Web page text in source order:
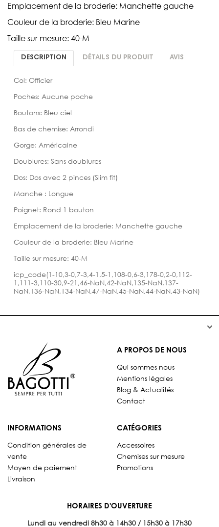
Emplacement de la broderie: Manchette gauche
Couleur de la broderie: Bleu Marine
Taille sur mesure: 40-M
DESCRIPTION DÉTAILS DU PRODUIT AVIS
Col: Officier
Poches: Aucune poche
Boutons: Bleu ciel
Bas de chemise: Arrondi
Gorge: Américaine
Doublures: Sans doublures
Dos: Dos avec 2 pinces (Slim fit)
Manche : Longue
Poignet: Rond 1 bouton
Emplacement de la broderie: Manchette gauche
Couleur de la broderie: Bleu Marine
Taille sur mesure: 40-M
icp_code(1-10,3-0,7-3,4-1,5-1,108-0,6-3,178-0,2-0,112-
1,111-3,110-30,9-21,46-NaN,42-NaN,135-NaN,137-
NaN,136-NaN,134-NaN,47-NaN,45-NaN,44-NaN,43-NaN)


A PROPOS DE NOUS
Qui sommes nous
Mentions légales
Blog & Actualités
Contact
INFORMATIONS
Condition générales de
vente
Moyen de paiement
Livraison
CATÉGORIES
Accessoires
Chemises sur mesure
Promotions
HORAIRES D'OUVERTURE
Lundi au vendredi 8h30 à 14h30 / 15h30 à 17h30